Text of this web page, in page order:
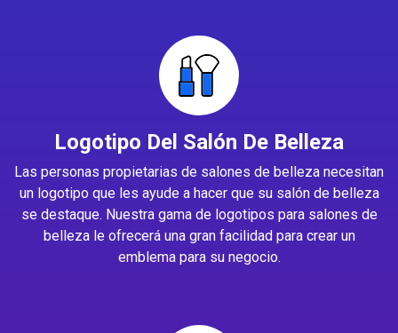
Logotipo Del Salón De Belleza
Las personas propietarias de salones de belleza necesitan
un logotipo que les ayude a hacer que su salón de belleza
se destaque. Nuestra gama de logotipos para salones de
belleza le ofrecerá una gran facilidad para crear un
emblema para su negocio.